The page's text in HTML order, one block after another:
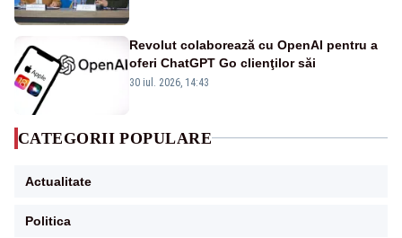
Revolut colaborează cu OpenAI pentru a
oferi ChatGPT Go clienţilor săi
30 iul. 2026, 14:43
CATEGORII POPULARE
Actualitate
Politica